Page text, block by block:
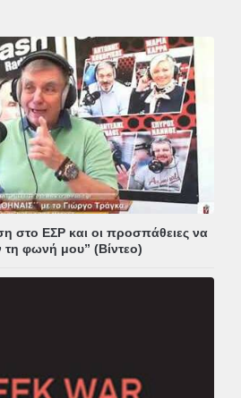
στο ΕΣΡ και οι προσπάθειες να
φωνή μου” (Βίντεο)